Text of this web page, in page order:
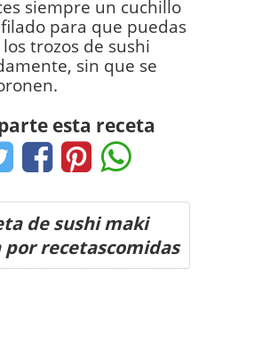
siempre un cuchillo
para que puedas
trozos de sushi
sin que se
esta receta
de sushi maki
por recetascomidas